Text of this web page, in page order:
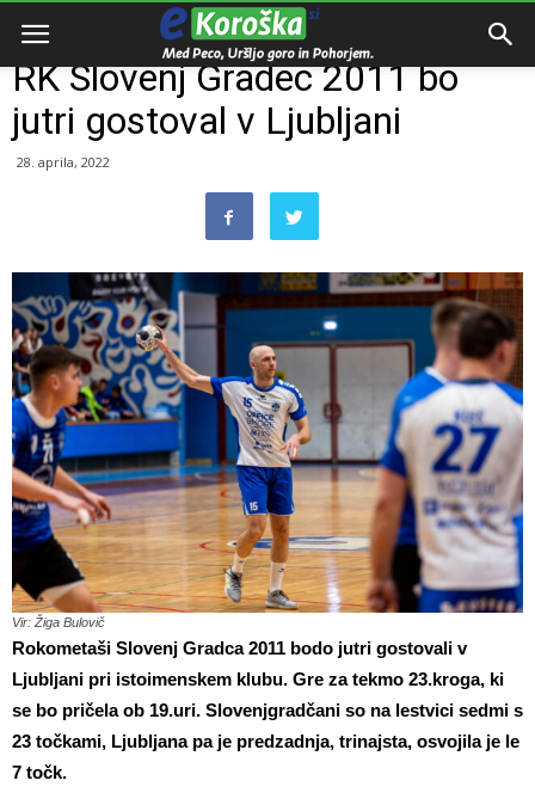
Domov
RK Slovenj Gradec 2011 bo
jutri gostoval v Ljubljani
28. aprila, 2022
Vir: Žiga Bulovič
Rokometaši Slovenj Gradca 2011 bodo jutri gostovali v
Ljubljani pri istoimenskem klubu. Gre za tekmo 23.kroga, ki
se bo pričela ob 19.uri. Slovenjgradčani so na lestvici sedmi s
23 točkami, Ljubljana pa je predzadnja, trinajsta, osvojila je le
7 točk.